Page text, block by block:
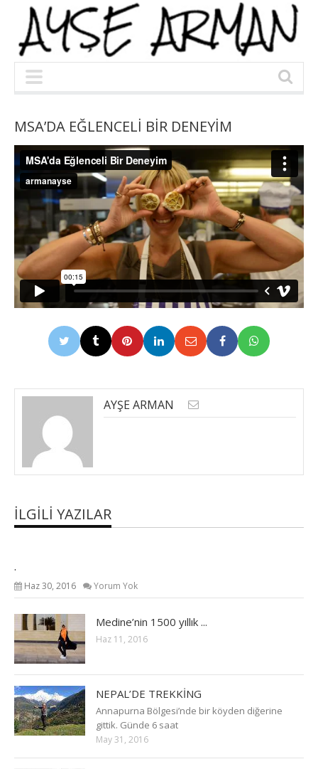
MSA’DA EĞLENCELİ BİR DENEYİM
AYŞE ARMAN
İLGILI YAZILAR
.
Haz 30, 2016 Yorum Yok
Medine’nin 1500 yıllık ...
Haz 11, 2016
NEPAL’DE TREKKİNG
Annapurna Bölgesi’nde bir köyden diğerine
gittik. Günde 6 saat
May 31, 2016